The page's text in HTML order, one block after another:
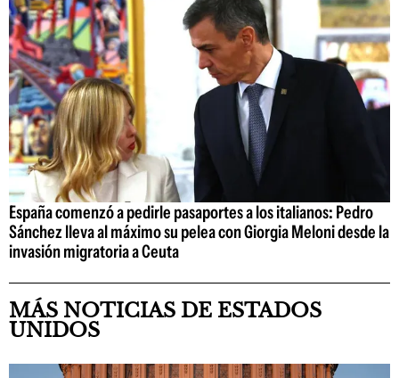
España comenzó a pedirle pasaportes a los italianos: Pedro
Sánchez lleva al máximo su pelea con Giorgia Meloni desde la
invasión migratoria a Ceuta
MÁS NOTICIAS DE ESTADOS
UNIDOS